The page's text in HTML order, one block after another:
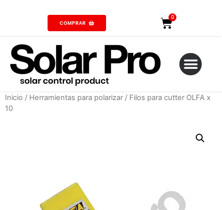
COMPRAR
Inicio / Herramientas para polarizar / Filos para cutter OLFA x
10